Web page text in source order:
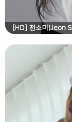
[HD] 전소미(Jeon